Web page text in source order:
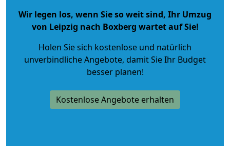
Wir legen los, wenn Sie so weit sind, Ihr Umzug
von Leipzig nach Boxberg wartet auf Sie!
Holen Sie sich kostenlose und natürlich
unverbindliche Angebote, damit Sie Ihr Budget
besser planen!
Kostenlose Angebote erhalten